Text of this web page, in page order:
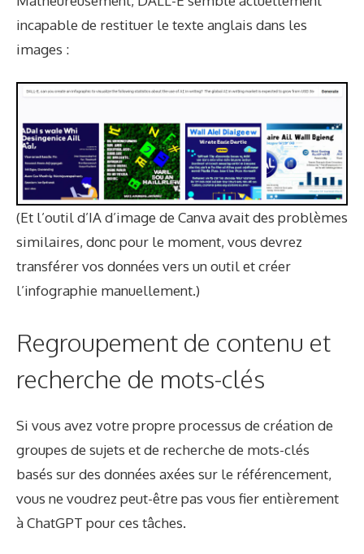
incapable de restituer le texte anglais dans les
images :
(Et l’outil d’IA d’image de Canva avait des problèmes
similaires, donc pour le moment, vous devrez
transférer vos données vers un outil et créer
l’infographie manuellement.)
Regroupement de contenu et
recherche de mots-clés
Si vous avez votre propre processus de création de
groupes de sujets et de recherche de mots-clés
basés sur des données axées sur le référencement,
vous ne voudrez peut-être pas vous fier entièrement
à ChatGPT pour ces tâches.